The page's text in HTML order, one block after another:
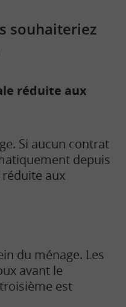
souhaiteriez
réduite aux
Si aucun contrat
depuis
aux
du ménage. Les
avant le
est